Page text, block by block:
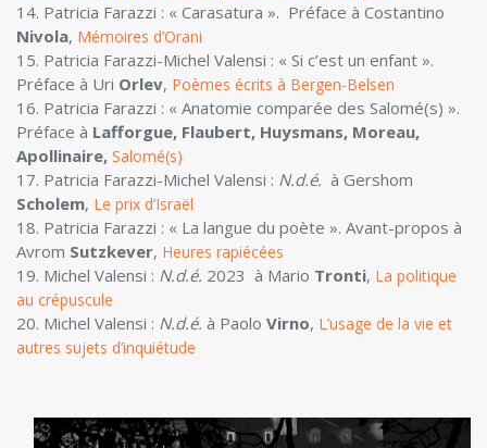
14. Patricia Farazzi : « Carasatura ». Préface à Costantino
Nivola, Mémoires d’Orani
15. Patricia Farazzi-Michel Valensi : « Si c’est un enfant ».
Préface à Uri Orlev, Poèmes écrits à Bergen-Belsen
16. Patricia Farazzi : « Anatomie comparée des Salomé(s) ».
Préface à Lafforgue, Flaubert, Huysmans, Moreau,
Apollinaire, Salomé(s)
17. Patricia Farazzi-Michel Valensi : N.d.é. à Gershom
Scholem, Le prix d’Israël
18. Patricia Farazzi : « La langue du poète ». Avant-propos à
Avrom Sutzkever, Heures rapiécées
19. Michel Valensi : N.d.é. 2023 à Mario Tronti, La politique
au crépuscule
20. Michel Valensi : N.d.é. à Paolo Virno, L’usage de la vie et
autres sujets d’inquiétude